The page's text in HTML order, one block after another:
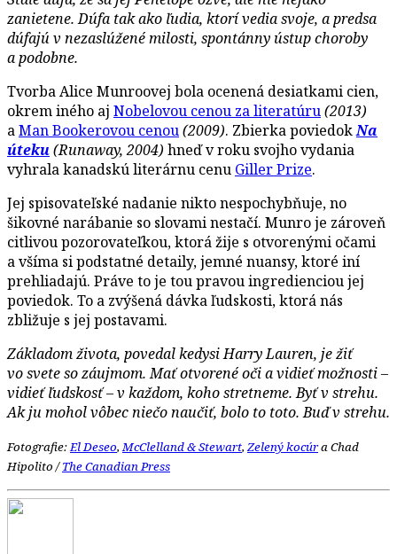
zanietene. Dúfa tak ako ľudia, ktorí vedia svoje, a predsa
dúfajú v nezaslúžené milosti, spontánny ústup choroby
a podobne.
Tvorba Alice Munroovej bola ocenená desiatkami cien,
okrem iného aj Nobelovou cenou za literatúru(2013)
aMan Bookerovou cenou(2009). Zbierka poviedokNa
úteku(Runaway, 2004) hneď v roku svojho vydania
vyhrala kanadskú literárnu cenu Giller Prize.
Jej spisovateľské nadanie nikto nespochybňuje, no
šikovné narábanie so slovami nestačí. Munro je zároveň
citlivou pozorovateľkou, ktorá žije s otvorenými očami
a všíma si podstatné detaily, jemné nuansy, ktoré iní
prehliadajú. Práve to je tou pravou ingredienciou jej
poviedok. To a zvýšená dávka ľudskosti, ktorá nás
zbližuje s jej postavami.
Základom života, povedal kedysi Harry Lauren, je žiť
vo svete so záujmom. Mať otvorené oči a vidieť možnosti –
vidieť ľudskosť – v každom, koho stretneme. Byť v strehu.
Ak ju mohol vôbec niečo naučiť, bolo to toto. Buď v strehu.
Fotografie:El Deseo,McClelland & Stewart,Zelený kocúra Chad
Hipolito /The Canadian Press